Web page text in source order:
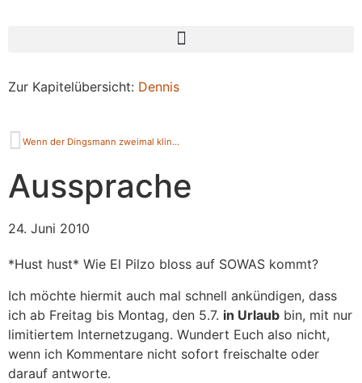
Zur Kapitelübersicht: Dennis
Wenn der Dingsmann zweimal klingelt
Aussprache
24. Juni 2010
*Hust hust* Wie El Pilzo bloss auf SOWAS kommt?
Ich möchte hiermit auch mal schnell ankündigen, dass
ich ab Freitag bis Montag, den 5.7. in Urlaub bin, mit nur
limitiertem Internetzugang. Wundert Euch also nicht,
wenn ich Kommentare nicht sofort freischalte oder
darauf antworte.